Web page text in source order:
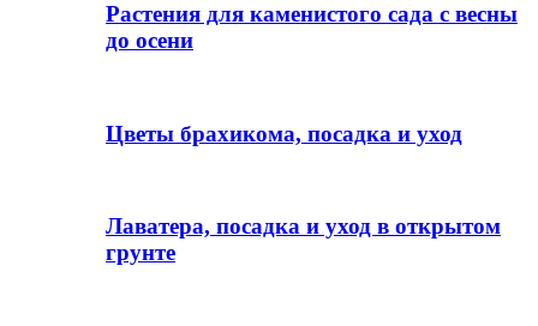
Растения для каменистого сада с весны
до осени
Цветы брахикома, посадка и уход
Лаватера, посадка и уход в открытом
грунте